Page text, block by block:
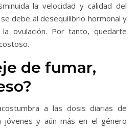
la velocidad y calidad del
debe al desequilibrio hormonal y
ovulación. Por tanto, quedarte
de fumar,
a las dosis diarias de
jóvenes y aún más en el género